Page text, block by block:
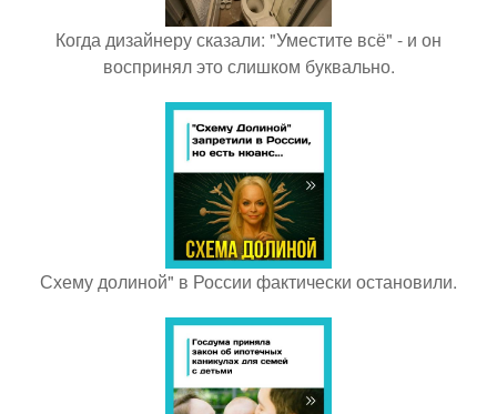
Когда дизайнеру сказали: "Уместите всё" - и он
воспринял это слишком буквально.
Схему долиной" в России фактически остановили.